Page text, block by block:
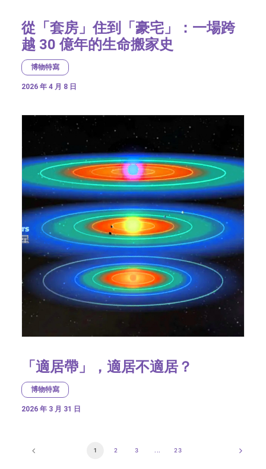
從「套房」住到「豪宅」：一場跨
越 30 億年的生命搬家史
博物特寫
2026 年 4 月 8 日
「適居帶」，適居不適居？
博物特寫
2026 年 3 月 31 日
1 2 3 ... 23